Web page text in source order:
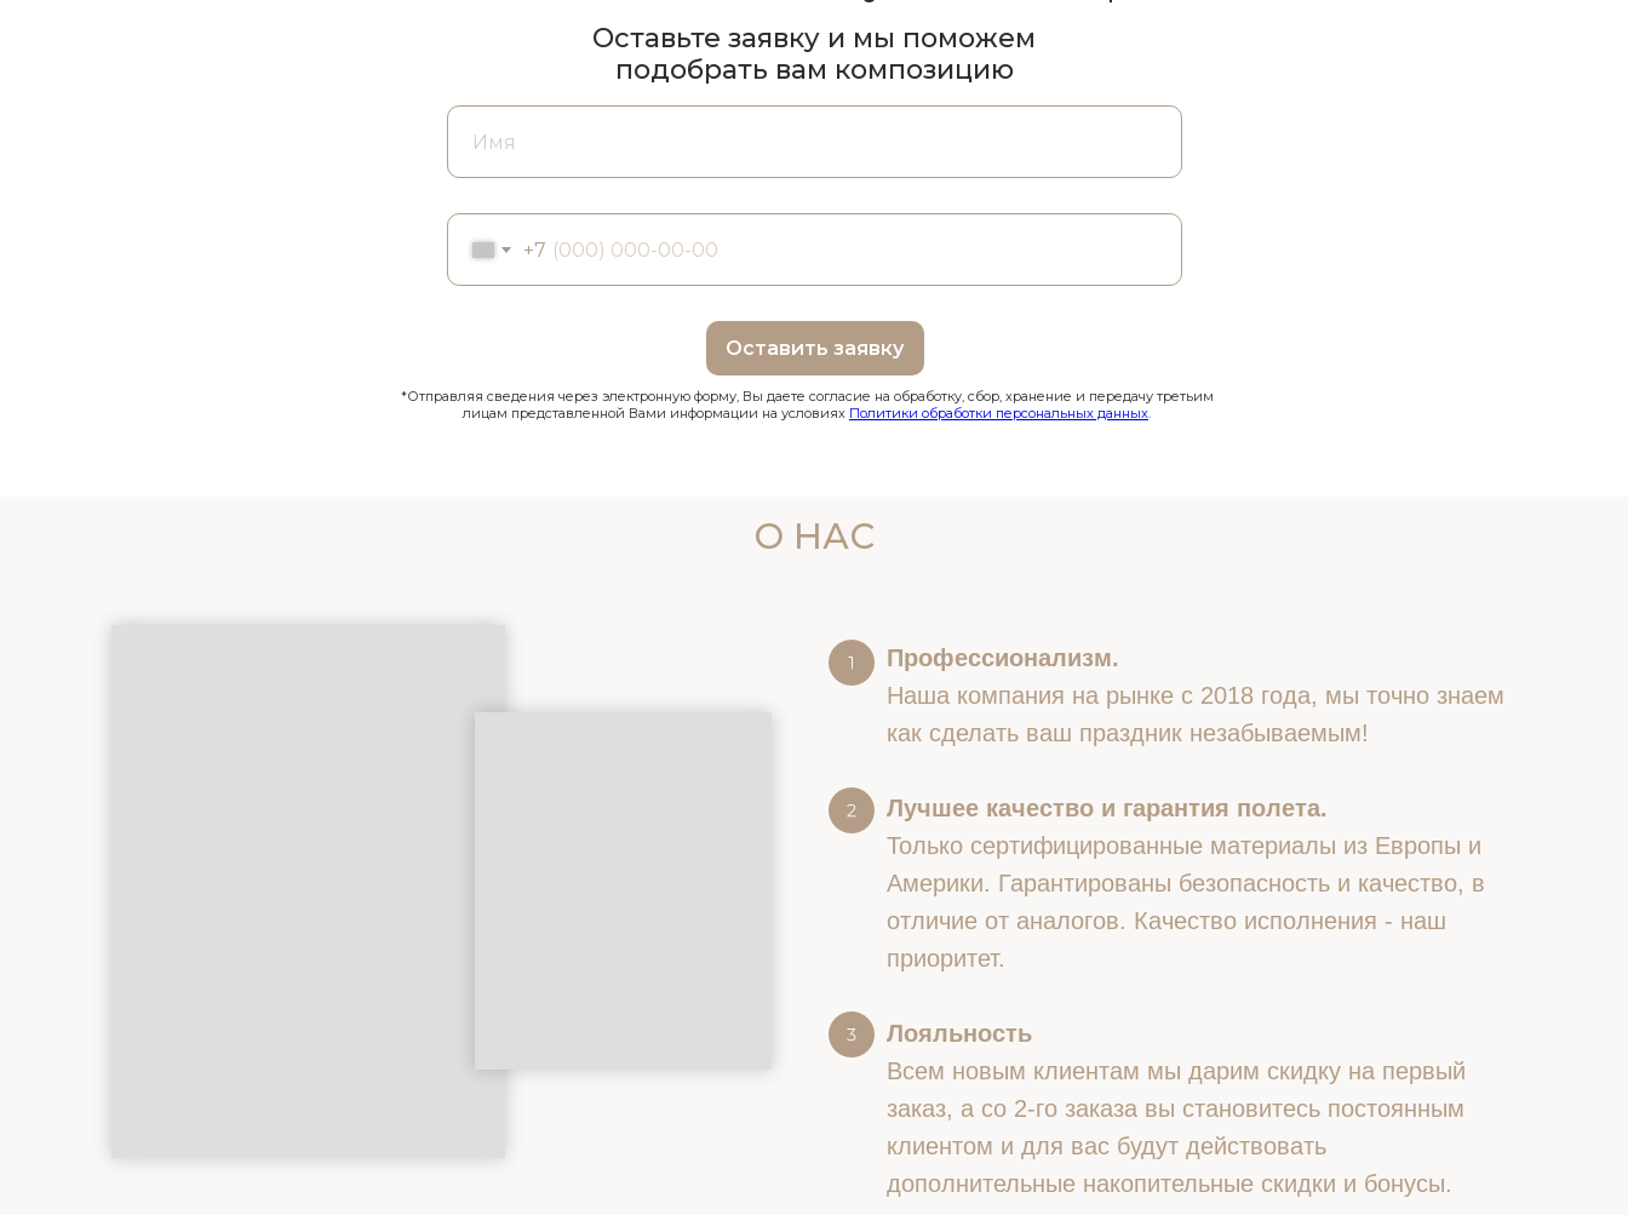
+7
Оставить заявку
Оставьте заявку и мы поможем
подобрать вам композицию
*Отправляя сведения через электронную форму, Вы даете согласие на обработку, сбор, хранение и передачу третьим
лицам представленной Вами информации на условиях Политики обработки персональных данных.
О НАС
Профессионализм.
Наша компания на рынке с 2018 года, мы точно знаем
как сделать ваш праздник незабываемым!
Лучшее качество и гарантия полета.
Только сертифицированные материалы из Европы и
Америки. Гарантированы безопасность и качество, в
отличие от аналогов. Качество исполнения - наш
приоритет.
Лояльность
Всем новым клиентам мы дарим скидку на первый
заказ, а со 2-го заказа вы становитесь постоянным
клиентом и для вас будут действовать
дополнительные накопительные скидки и бонусы.